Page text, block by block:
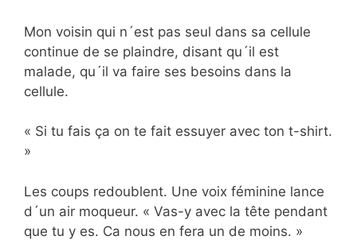
Mon voisin qui n´est pas seul dans sa cellule
continue de se plaindre, disant qu´il est
malade, qu´il va faire ses besoins dans la
cellule.
« Si tu fais ça on te fait essuyer avec ton t-shirt.
»
Les coups redoublent. Une voix féminine lance
d´un air moqueur. « Vas-y avec la tête pendant
que tu y es. Ca nous en fera un de moins. »